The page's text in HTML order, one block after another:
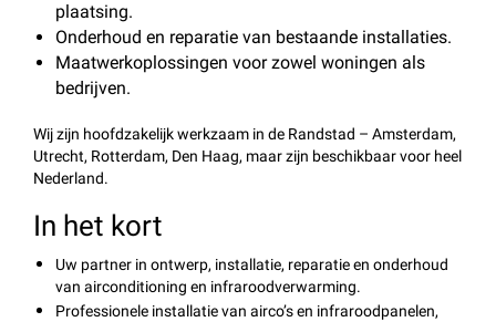
plaatsing.
Onderhoud en reparatie van bestaande installaties.
Maatwerkoplossingen voor zowel woningen als
bedrijven.
Wij zijn hoofdzakelijk werkzaam in de Randstad – Amsterdam,
Utrecht, Rotterdam, Den Haag, maar zijn beschikbaar voor heel
Nederland.
In het kort
Uw partner in ontwerp, installatie, reparatie en onderhoud
van airconditioning en infraroodverwarming.
Professionele installatie van airco’s en infraroodpanelen,